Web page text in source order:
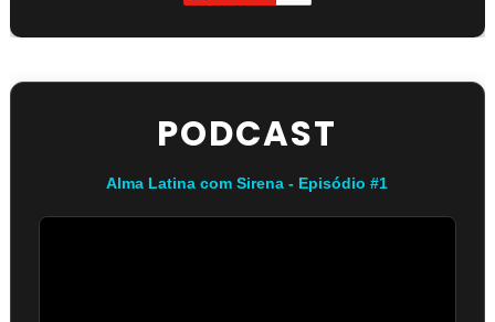
PODCAST
Alma Latina com Sirena - Episódio #1